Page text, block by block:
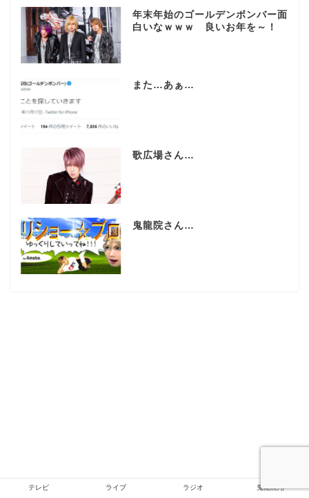
年末年始のゴールデンボンバー面
白いなｗｗｗ 良いお年を～！
また…あぁ…
歌広場さん…
鬼龍院さん…
テレビ ライブ ラジオ 鬼龍院翔